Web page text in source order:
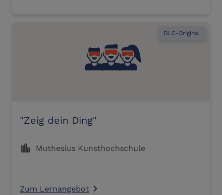
DLC-Original
"Zeig dein Ding"
location_city Muthesius Kunsthochschule
Zum Lernangebot navigate_next